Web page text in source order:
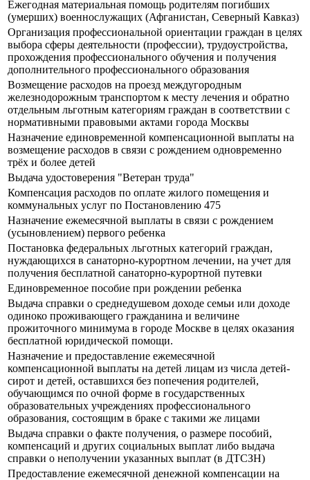
Ежегодная материальная помощь родителям погибших
(умерших) военнослужащих (Афганистан, Северный Кавказ)
Организация профессиональной ориентации граждан в целях
выбора сферы деятельности (профессии), трудоустройства,
прохождения профессионального обучения и получения
дополнительного профессионального образования
Возмещение расходов на проезд междугородным
железнодорожным транспортом к месту лечения и обратно
отдельным льготным категориям граждан в соответствии с
нормативными правовыми актами города Москвы
Назначение единовременной компенсационной выплаты на
возмещение расходов в связи с рождением одновременно
трёх и более детей
Выдача удостоверения "Ветеран труда"
Компенсация расходов по оплате жилого помещения и
коммунальных услуг по Постановлению 475
Назначение ежемесячной выплаты в связи с рождением
(усыновлением) первого ребенка
Постановка федеральных льготных категорий граждан,
нуждающихся в санаторно-курортном лечении, на учет для
получения бесплатной санаторно-курортной путевки
Единовременное пособие при рождении ребенка
Выдача справки о среднедушевом доходе семьи или доходе
одиноко проживающего гражданина и величине
прожиточного минимума в городе Москве в целях оказания
бесплатной юридической помощи.
Назначение и предоставление ежемесячной
компенсационной выплаты на детей лицам из числа детей-
сирот и детей, оставшихся без попечения родителей,
обучающимся по очной форме в государственных
образовательных учреждениях профессионального
образования, состоящим в браке с такими же лицами
Выдача справки о факте получения, о размере пособий,
компенсаций и других социальных выплат либо выдача
справки о неполучении указанных выплат (в ДТСЗН)
Предоставление ежемесячной денежной компенсации на